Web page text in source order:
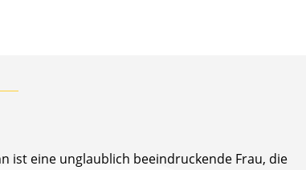
ist eine unglaublich beeindruckende Frau, die